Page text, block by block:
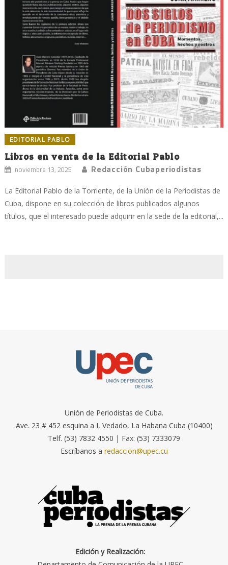
EDITORIAL PABLO
Libros en venta de la Editorial Pablo
noviembre 13, 2025 Redacción Cubaperiodistas
La Editorial Pablo de la Torriente, de la Unión de la Periodistas de
Cuba, dispone en su colección de libros publicados algunos
títulos, que el interesado puede adquirir en la sede de la editorial,...
Unión de Periodistas de Cuba.
Ave. 23 # 452 esquina a I, Vedado, La Habana Cuba (10400)
Telf. (53) 7832 4550 | Fax: (53) 7333079
Escríbanos a redaccion@upec.cu
Edición y Realización: